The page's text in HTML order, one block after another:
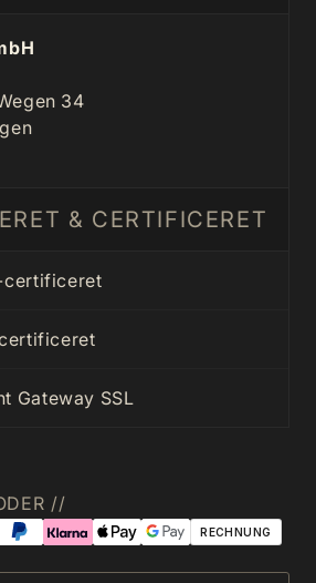
34
& CERTIFICERET
certificeret
Gateway SSL
//
RECHNUNG